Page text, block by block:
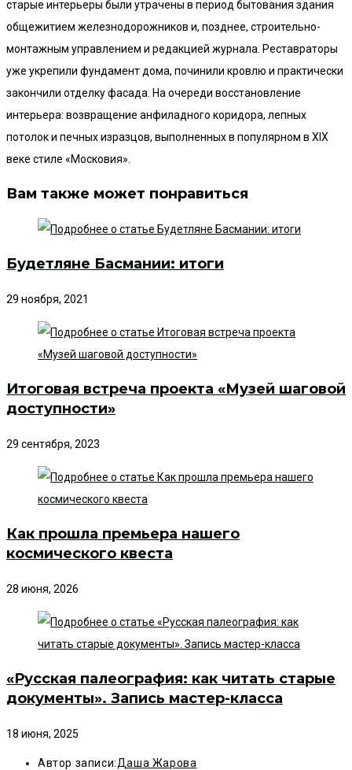
старые интерьеры были утрачены в период бытования здания
общежитием железнодорожников и, позднее, строительно-
монтажным управлением и редакцией журнала. Реставраторы
уже укрепили фундамент дома, починили кровлю и практически
закончили отделку фасада. На очереди восстановление
интерьера: возвращение анфиладного коридора, лепных
потолок и печных изразцов, выполненных в популярном в XIX
веке стиле «Московия».
Вам также может понравиться
Будетляне Басмании: итоги
29 ноября, 2021
Итоговая встреча проекта «Музей шаговой
доступности»
29 сентября, 2023
Как прошла премьера нашего
космического квеста
28 июня, 2026
«Русская палеография: как читать старые
документы». Запись мастер-класса
18 июня, 2025
Автор записи:Даша Жарова